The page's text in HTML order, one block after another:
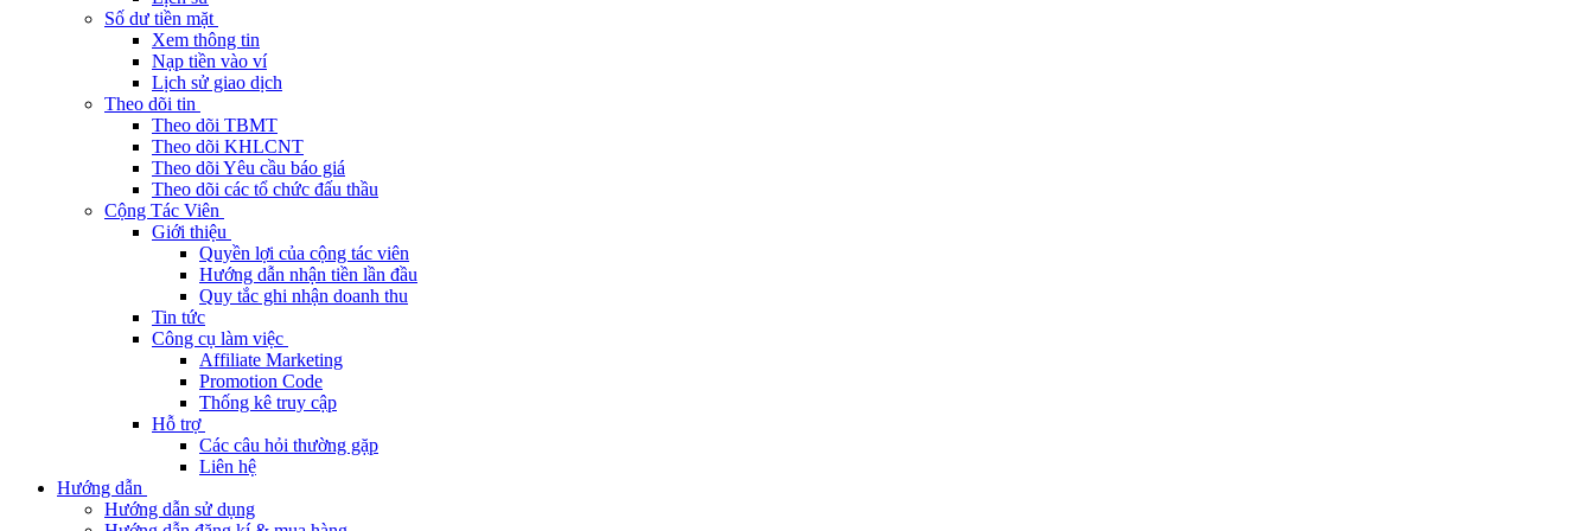
Số dư tiền mặt
Xem thông tin
Nạp tiền vào ví
Lịch sử giao dịch
Theo dõi tin
Theo dõi TBMT
Theo dõi KHLCNT
Theo dõi Yêu cầu báo giá
Theo dõi các tổ chức đấu thầu
Cộng Tác Viên
Giới thiệu
Quyền lợi của cộng tác viên
Hướng dẫn nhận tiền lần đầu
Quy tắc ghi nhận doanh thu
Tin tức
Công cụ làm việc
Affiliate Marketing
Promotion Code
Thống kê truy cập
Hỗ trợ
Các câu hỏi thường gặp
Liên hệ
Hướng dẫn
Hướng dẫn sử dụng